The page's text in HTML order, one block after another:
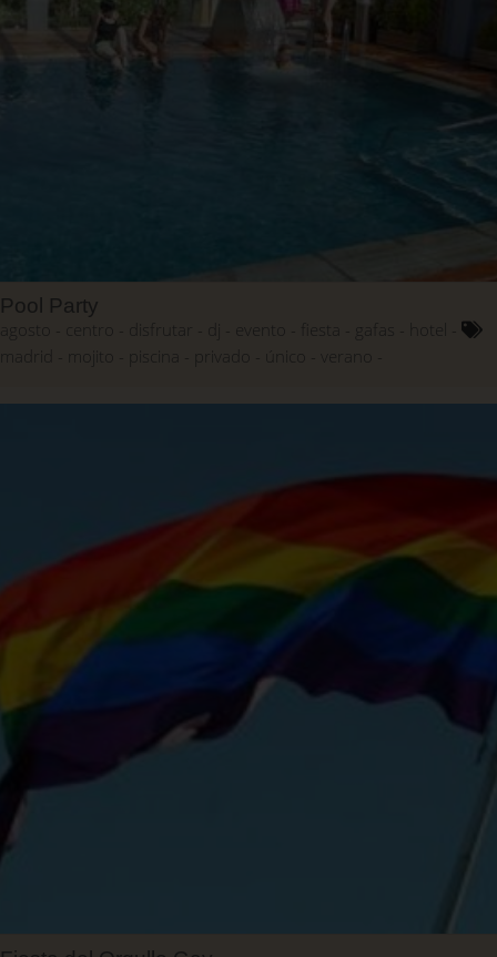
Pool Party
agosto
centro disfrutar evento fiesta gafas
hotel
mojito privado verano